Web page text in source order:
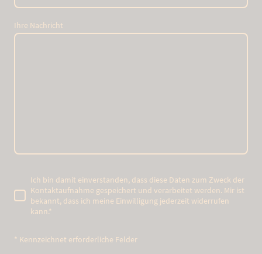
Ihre Nachricht
Ich bin damit einverstanden, dass diese Daten zum Zweck der
Kontaktaufnahme gespeichert und verarbeitet werden. Mir ist
bekannt, dass ich meine Einwilligung jederzeit widerrufen
kann.*
* Kennzeichnet erforderliche Felder